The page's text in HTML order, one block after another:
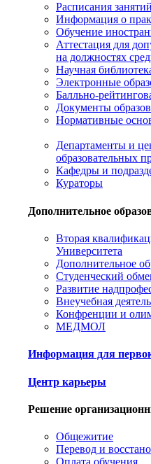
Расписания
Информация о
Обучение
Аттестация для
на должностях
Научная
Электронные
Балльно-
Документы
Нормативные
Департаменты и
образовательных
Кафедры и
Кураторы
Дополнительное
Вторая
Университета
Дополнительное
Студенческий
Развитие
Внеучебная
Конфренции и
МЕДМОЛ
Информация для
Центр карьеры
Решение
Общежитие
Перевод и
Оплата обучения